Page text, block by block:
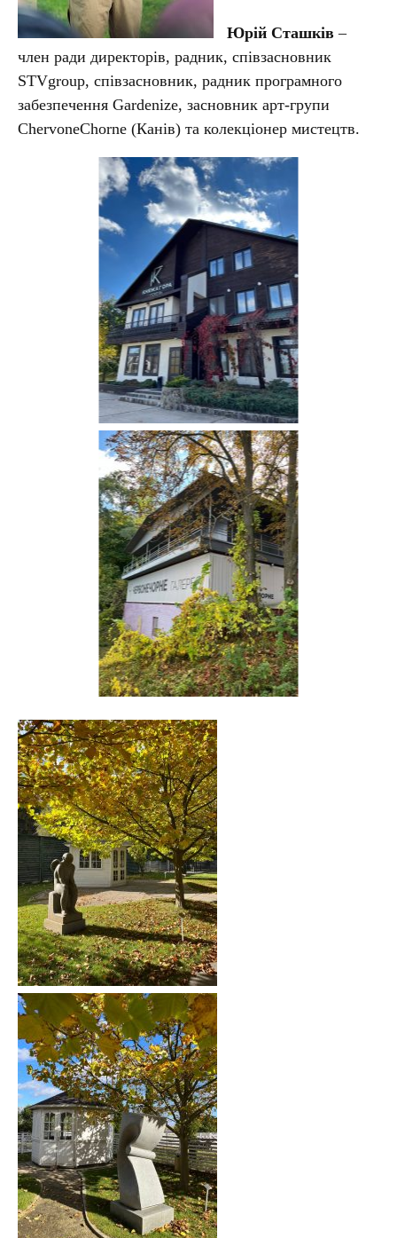
Юрій Сташків –
член ради директорів, радник, співзасновник
STVgroup, співзасновник, радник програмного
забезпечення Gardenize, засновник арт-групи
ChervoneChorne (Канів) та колекціонер мистецтв.